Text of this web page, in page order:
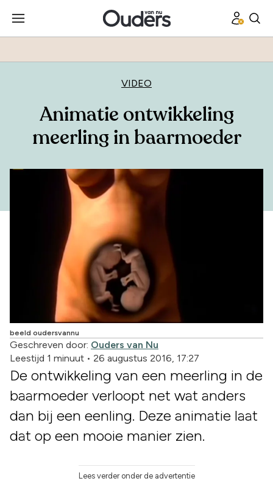
VIDEO
Animatie ontwikkeling
meerling in baarmoeder
beeld oudersvannu
Geschreven door: Ouders van Nu
Leestijd 1 minuut • 26 augustus 2016, 17:27
De ontwikkeling van een meerling in de
baarmoeder verloopt net wat anders
dan bij een eenling. Deze animatie laat
dat op een mooie manier zien.
Lees verder onder de advertentie